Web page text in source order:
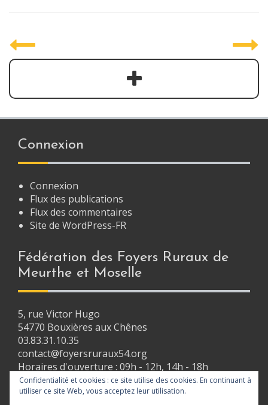
P
o
t
n
a
g
n
Connexion
Connexion
Flux des publications
Flux des commentaires
Site de WordPress-FR
Fédération des Foyers Ruraux de
Meurthe et Moselle
5, rue Victor Hugo
54770 Bouxières aux Chênes
03.83.31.10.35
contact@foyersruraux54.org
Horaires d'ouverture : 09h - 12h, 14h - 18h
Confidentialité et cookies : ce site utilise des cookies. En continuant à
utiliser ce site Web, vous acceptez leur utilisation.